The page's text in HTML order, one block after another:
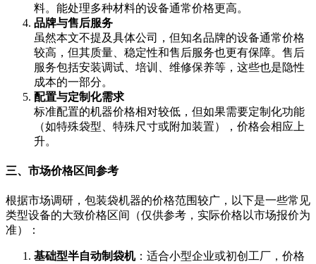
料。能处理多种材料的设备通常价格更高。
品牌与售后服务
虽然本文不提及具体公司，但知名品牌的设备通常价格
较高，但其质量、稳定性和售后服务也更有保障。售后
服务包括安装调试、培训、维修保养等，这些也是隐性
成本的一部分。
配置与定制化需求
标准配置的机器价格相对较低，但如果需要定制化功能
（如特殊袋型、特殊尺寸或附加装置），价格会相应上
升。
三、市场价格区间参考
根据市场调研，包装袋机器的价格范围较广，以下是一些常见
类型设备的大致价格区间（仅供参考，实际价格以市场报价为
准）：
基础型半自动制袋机：适合小型企业或初创工厂，价格